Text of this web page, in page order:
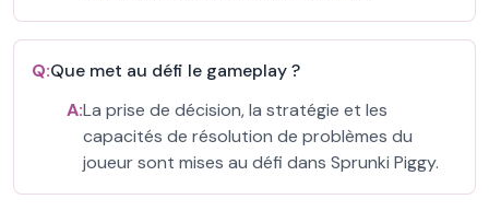
Q:Que met au défi le gameplay ?
A:La prise de décision, la stratégie et les
capacités de résolution de problèmes du
joueur sont mises au défi dans Sprunki Piggy.